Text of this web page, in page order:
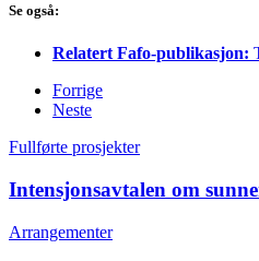
Se også:
Relatert Fafo-publikasjon:
Forrige
Neste
Fullførte prosjekter
Intensjonsavtalen om
Arrangementer